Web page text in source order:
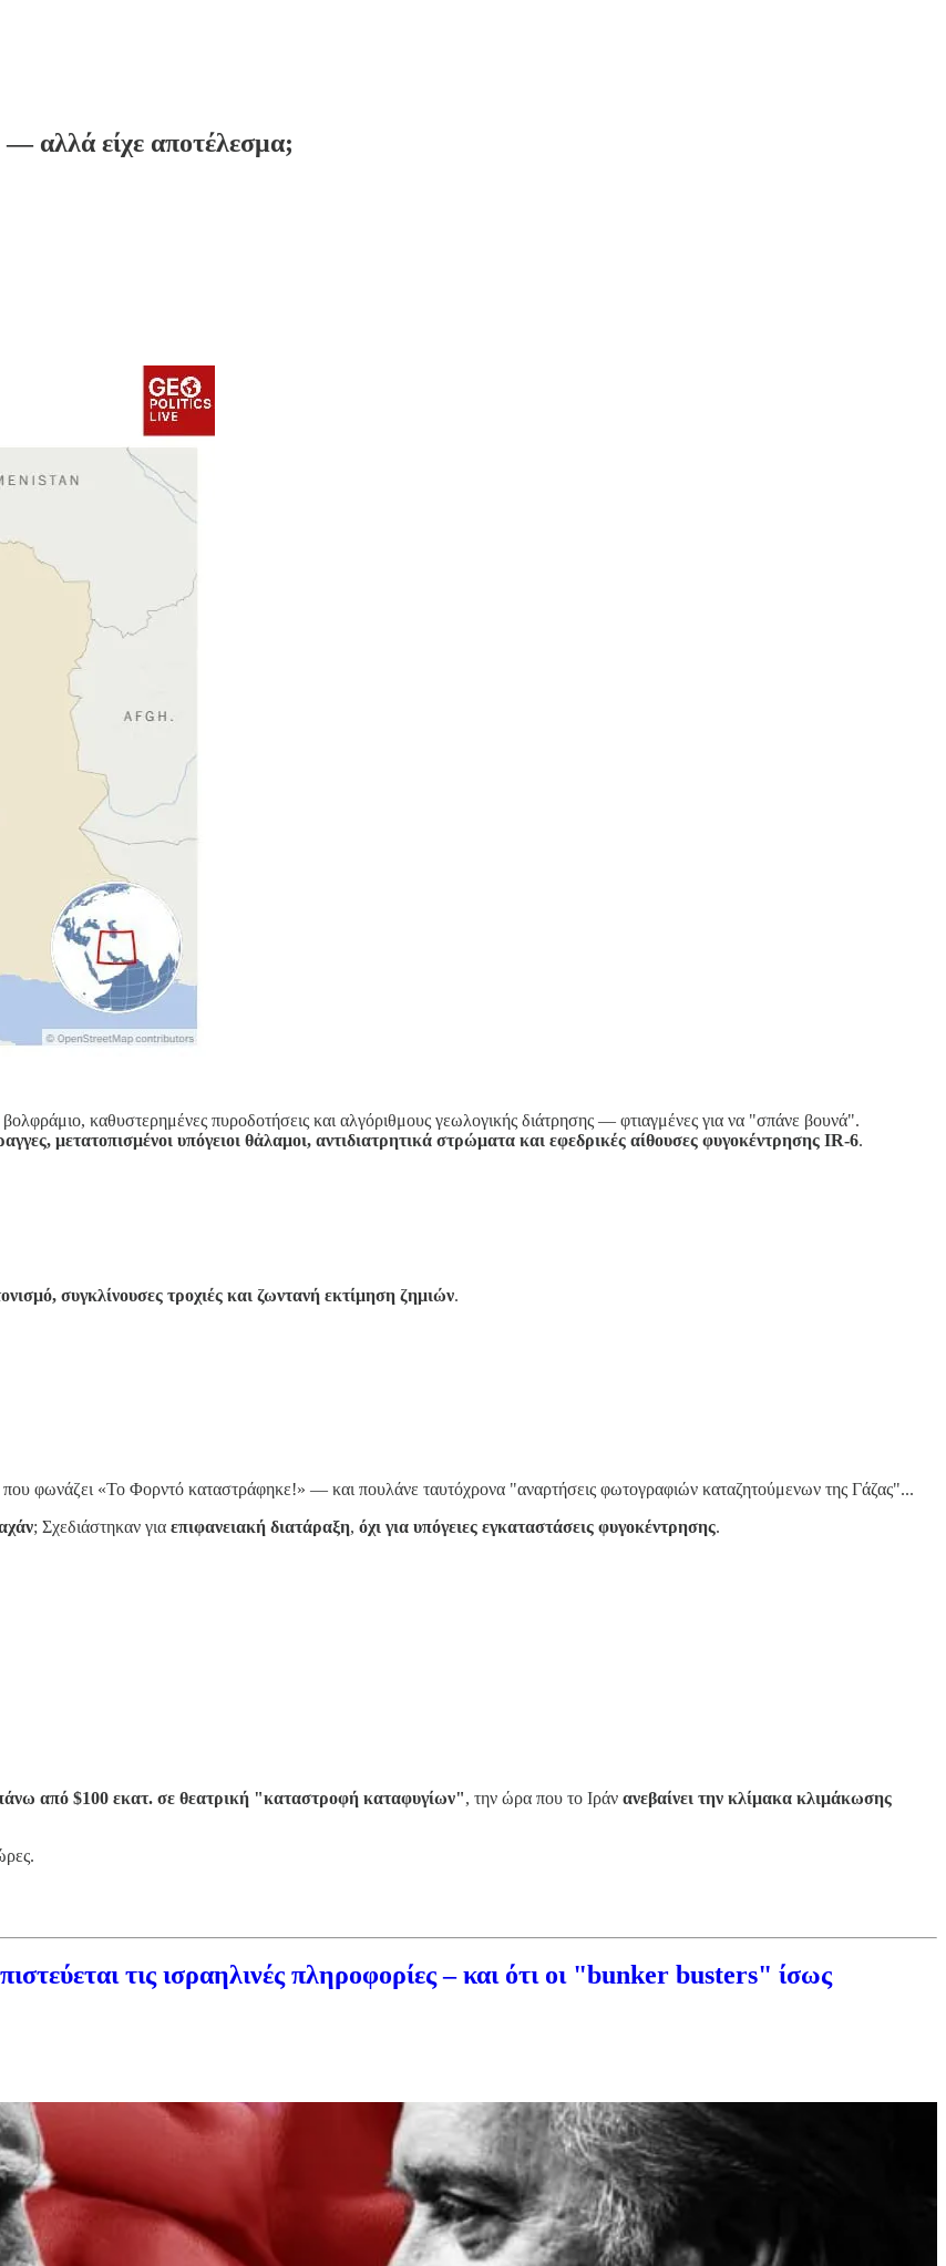
αλλά είχε αποτέλεσμα;
καθυστερημένες πυροδοτήσεις και αλγόριθμους γεωλογικής διάτρησης — φτιαγμένες για να "σπάνε βουνά".
μετατοπισμένοι υπόγειοι θἀλαμοι, αντιδιατρητικά στρώματα και εφεδρικές αίθουσες φυγοκέντρησης IR-6.
συγκλίνουσες τροχιές και ζωντανή εκτίμηση ζημιών.
που φωνάζει «Το Φορντό καταστράφηκε!» — και πουλάνε ταυτόχρονα "αναρτήσεις φωτογραφιών καταζητούμενων της Γάζας"...
; Σχεδιάστηκαν για επιφανειακή διατάραξη, όχι για υπόγειες εγκαταστάσεις φυγοκέντρησης.
από $100 εκατ. σε θεατρική "καταστροφή καταφυγίων", την ώρα που το Ιράν ανεβαίνει την κλίμακα κλιμάκωσης
τις ισραηλινές πληροφορίες – και ότι οι "bunker busters" ίσως